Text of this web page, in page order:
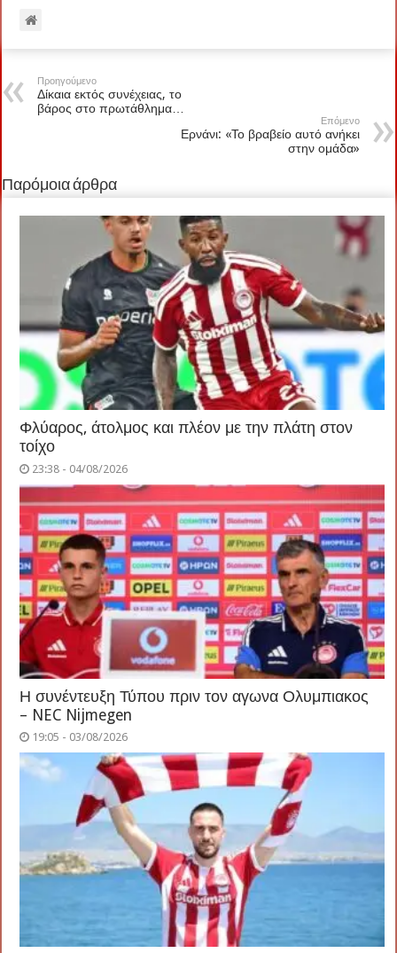
Προηγούμενο
Δίκαια εκτός συνέχειας, το
βάρος στο πρωτάθλημα…
Επόμενο
Ερνάνι: «Το βραβείο αυτό ανήκει
στην ομάδα»
Παρόμοια άρθρα
Φλύαρος, άτολμος και πλέον με την πλάτη στον
τοίχο
23:38 - 04/08/2026
Η συνέντευξη Τύπου πριν τον αγωνα Ολυμπιακος
– NEC Nijmegen
19:05 - 03/08/2026